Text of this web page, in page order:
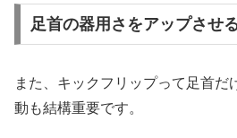
足首の器用さをアップさせ
また、キックフリップって足首だ
動も結構重要です。